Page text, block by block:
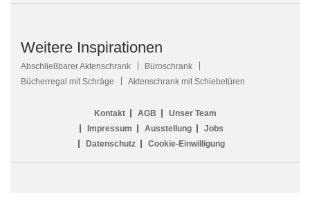
Weitere Inspirationen
Abschließbarer Aktenschrank
Büroschrank
Bücherregal mit Schräge
Aktenschrank mit Schiebetüren
Kontakt AGB
Unser Team
Impressum
Ausstellung
Jobs
Datenschutz
Cookie-Einwilligung